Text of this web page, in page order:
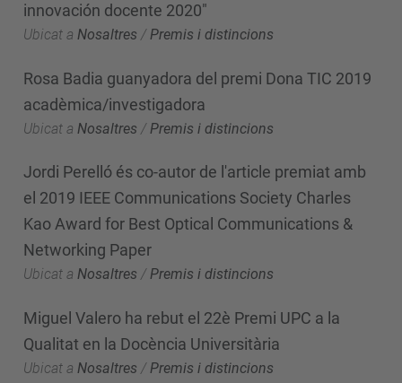
innovación docente 2020"
Ubicat a Nosaltres /Premis i distincions
Rosa Badia guanyadora del premi Dona TIC 2019
acadèmica/investigadora
Ubicat a Nosaltres / Premis i distincions
Jordi Perelló és co-autor de l'article premiat amb
el 2019 IEEE Communications Society Charles
Kao Award for Best Optical Communications &
Networking Paper
Ubicat a Nosaltres /Premis i distincions
Miguel Valero ha rebut el 22è Premi UPC a la
Qualitat en la Docència Universitària
Ubicat a Nosaltres / Premis i distincions